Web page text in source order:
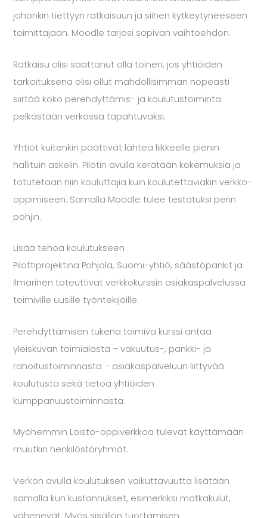
johonkin tiettyyn ratkaisuun ja siihen kytkeytyneeseen
toimittajaan. Moodle tarjosi sopivan vaihtoehdon.
Ratkaisu olisi saattanut olla toinen, jos yhtiöiden
tarkoituksena olisi ollut mahdollisimman nopeasti
siirtää koko perehdyttämis- ja koulutustoiminta
pelkästään verkossa tapahtuvaksi.
Yhtiöt kuitenkin päättivät lähteä liikkeelle pienin
hallituin askelin. Pilotin avulla kerätään kokemuksia ja
totutetaan niin kouluttajia kuin koulutettaviakin verkko-
oppimiseen. Samalla Moodle tulee testatuksi perin
pohjin.
Lisää tehoa koulutukseen
Pilottiprojektina Pohjola, Suomi-yhtiö, säästöpankit ja
Ilmarinen toteuttivat verkkokurssin asiakaspalvelussa
toimiville uusille työntekijöille.
Perehdyttämisen tukena toimiva kurssi antaa
yleiskuvan toimialasta – vakuutus-, pankki- ja
rahoitustoiminnasta – asiakaspalveluun liittyvää
koulutusta sekä tietoa yhtiöiden
kumppanuustoiminnasta.
Myöhemmin Loisto-oppiverkkoa tulevat käyttämään
muutkin henkilöstöryhmät.
Verkon avulla koulutuksen vaikuttavuutta lisätään
samalla kun kustannukset, esimerkiksi matkakulut,
vähenevät. Myös sisällön tuottamisen